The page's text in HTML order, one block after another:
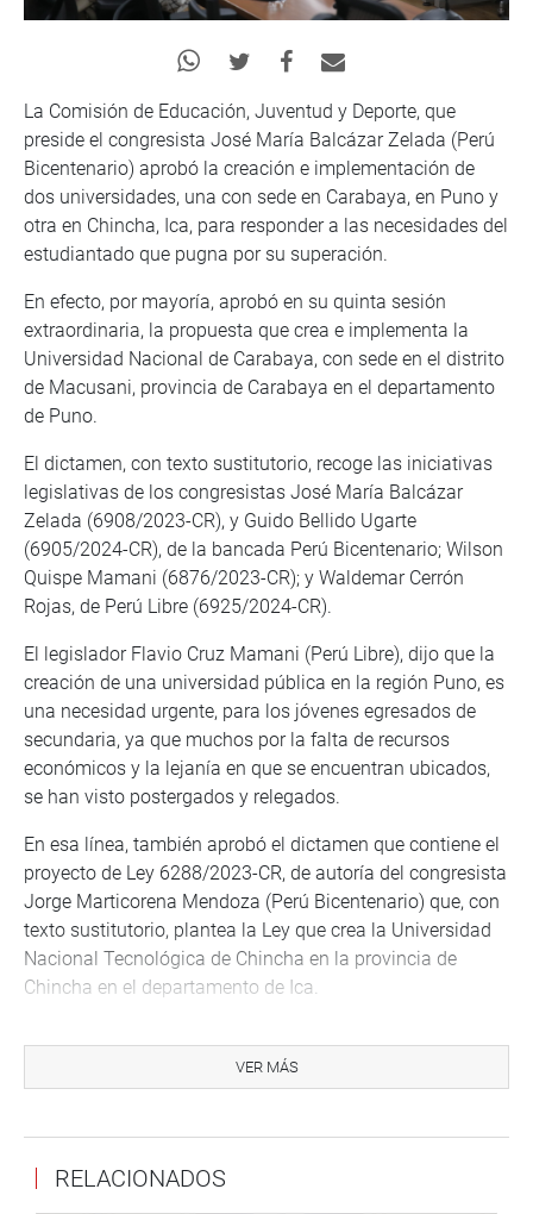
La Comisión de Educación, Juventud y Deporte, que
preside el congresista José María Balcázar Zelada (Perú
Bicentenario) aprobó la creación e implementación de
dos universidades, una con sede en Carabaya, en Puno y
otra en Chincha, Ica, para responder a las necesidades del
estudiantado que pugna por su superación.
En efecto, por mayoría, aprobó en su quinta sesión
extraordinaria, la propuesta que crea e implementa la
Universidad Nacional de Carabaya, con sede en el distrito
de Macusani, provincia de Carabaya en el departamento
de Puno.
El dictamen, con texto sustitutorio, recoge las iniciativas
legislativas de los congresistas José María Balcázar
Zelada (6908/2023-CR), y Guido Bellido Ugarte
(6905/2024-CR), de la bancada Perú Bicentenario; Wilson
Quispe Mamani (6876/2023-CR); y Waldemar Cerrón
Rojas, de Perú Libre (6925/2024-CR).
El legislador Flavio Cruz Mamani (Perú Libre), dijo que la
creación de una universidad pública en la región Puno, es
una necesidad urgente, para los jóvenes egresados de
secundaria, ya que muchos por la falta de recursos
económicos y la lejanía en que se encuentran ubicados,
se han visto postergados y relegados.
En esa línea, también aprobó el dictamen que contiene el
proyecto de Ley 6288/2023-CR, de autoría del congresista
Jorge Marticorena Mendoza (Perú Bicentenario) que, con
texto sustitutorio, plantea la Ley que crea la Universidad
Nacional Tecnológica de Chincha en la provincia de
Chincha en el departamento de Ica.
finalidad brindar acceso a la educación, dando
herramientas educativas, basadas en la ciencia,
departamento y del país posibilitando también
VER MÁS
RELACIONADOS